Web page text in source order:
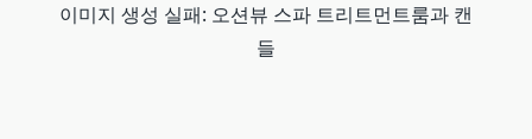
이미지 생성 실패: 오션뷰 스파 트리트먼트룸과 캔
들